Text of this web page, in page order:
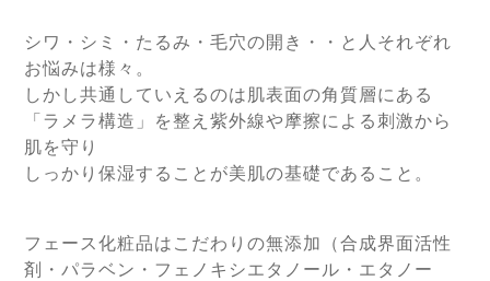
シワ・シミ・たるみ・毛穴の開き・・と人それぞれ
お悩みは様々。
しかし共通していえるのは肌表面の角質層にある
「ラメラ構造」を整え紫外線や摩擦による刺激から
肌を守り
しっかり保湿することが美肌の基礎であること。
フェース化粧品はこだわりの無添加（合成界面活性
剤・パラベン・フェノキシエタノール・エタノー